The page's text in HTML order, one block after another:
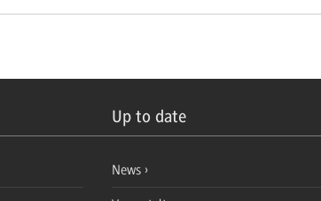
Up to date
News